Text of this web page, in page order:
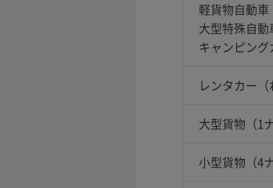
軽貨物自動車
大型特殊自動
キャンピング
レンタカー（
大型貨物（1
小型貨物（4